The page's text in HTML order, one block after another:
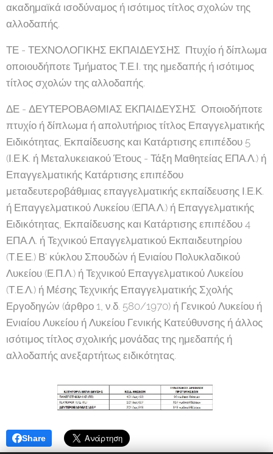
ακαδημαϊκά ισοδύναμος ή ισότιμος τίτλος σχολών της
αλλοδαπής.
ΤΕ - ΤΕΧΝΟΛΟΓΙΚΗΣ ΕΚΠΑΙΔΕΥΣΗΣ Πτυχίο ή δίπλωμα
οποιουδήποτε Τμήματος Τ.Ε.Ι. της ημεδαπής ή ισότιμος
τίτλος σχολών της αλλοδαπής.
ΔΕ - ΔΕΥΤΕΡΟΒΑΘΜΙΑΣ ΕΚΠΑΙΔΕΥΣΗΣ Οποιοδήποτε
πτυχίο ή δίπλωμα ή απολυτήριος τίτλος Επαγγελματικής
Ειδικότητας, Εκπαίδευσης και Κατάρτισης επιπέδου 5
(Ι.Ε.Κ. ή Μεταλυκειακού Έτους - Τάξη Μαθητείας ΕΠΑ.Λ.) ή
Επαγγελματικής Κατάρτισης επιπέδου
μεταδευτεροβάθμιας επαγγελματικής εκπαίδευσης Ι.Ε.Κ.
ή Επαγγελματικού Λυκείου (ΕΠΑ.Λ.) ή Επαγγελματικής
Ειδικότητας, Εκπαίδευσης και Κατάρτισης επιπέδου 4
ΕΠΑ.Λ. ή Τεχνικού Επαγγελματικού Εκπαιδευτηρίου
(Τ.Ε.Ε.) Β' κύκλου Σπουδών ή Ενιαίου Πολυκλαδικού
Λυκείου (Ε.Π.Λ.) ή Τεχνικού Επαγγελματικού Λυκείου
(Τ.Ε.Λ.) ή Μέσης Τεχνικής Επαγγελματικής Σχολής
Εργοδηγών (άρθρο 1, ν.δ. 580/1970) ή Γενικού Λυκείου ή
Ενιαίου Λυκείου ή Λυκείου Γενικής Κατεύθυνσης ή άλλος
ισότιμος τίτλος σχολικής μονάδας της ημεδαπής ή
αλλοδαπής ανεξαρτήτως ειδικότητας.
Share